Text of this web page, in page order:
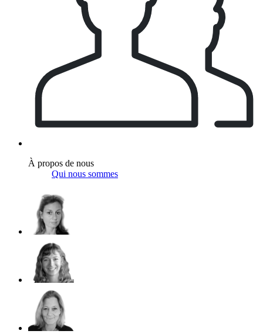
À propos de nous
Qui nous sommes